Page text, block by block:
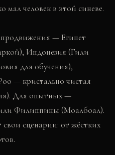
мал человек в этой синеве.
— Египет
Индонезия (Гили
для обучения),
— кристально чистая
Для опытных —
или Филиппины (Моалбоал).
сценарии: от жёстких